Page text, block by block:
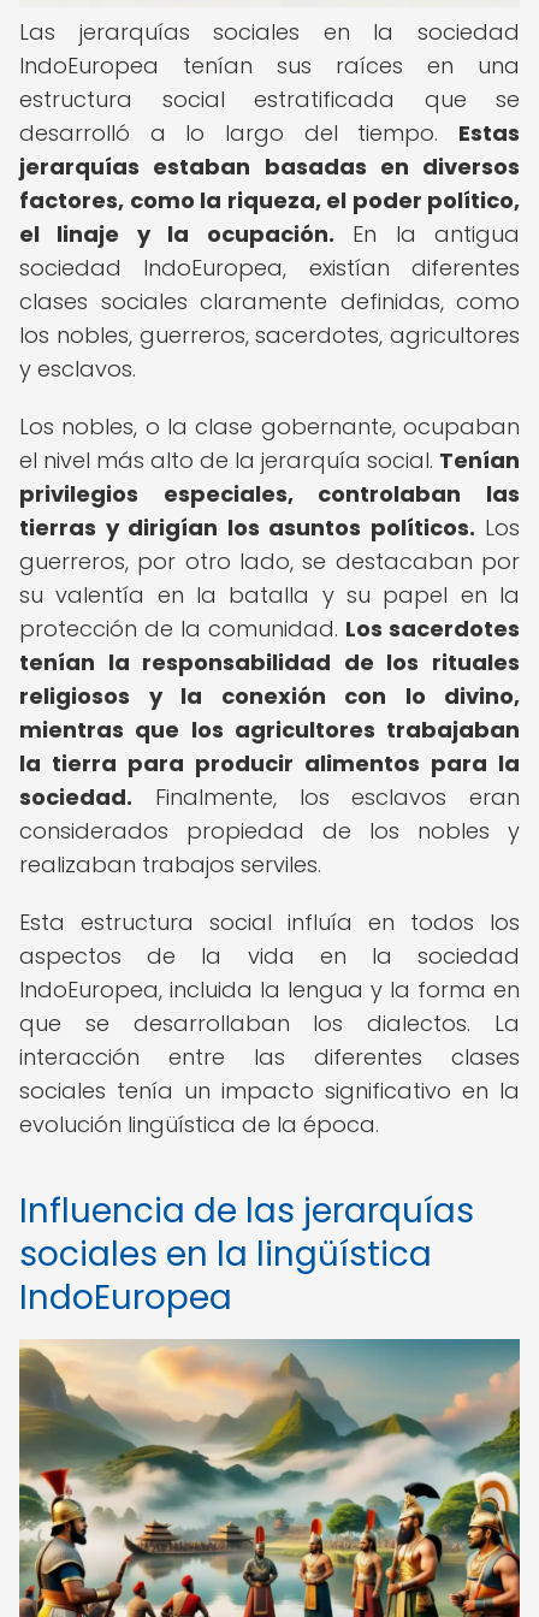
Las jerarquías sociales en la sociedad
IndoEuropea tenían sus raíces en una
estructura social estratificada que se
desarrolló a lo largo del tiempo. Estas
jerarquías estaban basadas en diversos
factores, como la riqueza, el poder político,
el linaje y la ocupación. En la antigua
sociedad IndoEuropea, existían diferentes
clases sociales claramente definidas, como
los nobles, guerreros, sacerdotes, agricultores
y esclavos.
Los nobles, o la clase gobernante, ocupaban
el nivel más alto de la jerarquía social. Tenían
privilegios especiales, controlaban las
tierras y dirigían los asuntos políticos. Los
guerreros, por otro lado, se destacaban por
su valentía en la batalla y su papel en la
protección de la comunidad. Los sacerdotes
tenían la responsabilidad de los rituales
religiosos y la conexión con lo divino,
mientras que los agricultores trabajaban
la tierra para producir alimentos para la
sociedad. Finalmente, los esclavos eran
considerados propiedad de los nobles y
realizaban trabajos serviles.
Esta estructura social influía en todos los
aspectos de la vida en la sociedad
IndoEuropea, incluida la lengua y la forma en
que se desarrollaban los dialectos. La
interacción entre las diferentes clases
sociales tenía un impacto significativo en la
evolución lingüística de la época.
Influencia de las jerarquías
sociales en la lingüística
IndoEuropea